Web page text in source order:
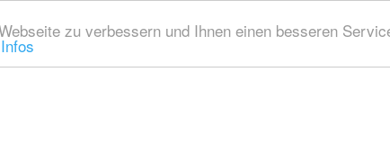
zu verbessern und Ihnen einen besseren